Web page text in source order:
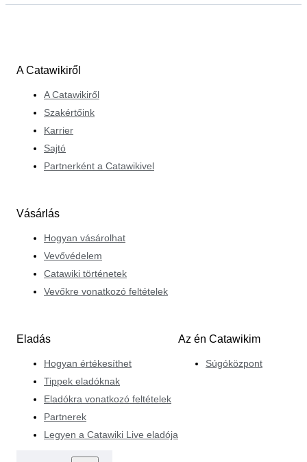
A Catawikiről
A Catawikiről
Szakértőink
Karrier
Sajtó
Partnerként a Catawikivel
Vásárlás
Hogyan vásárolhat
Vevővédelem
Catawiki történetek
Vevőkre vonatkozó feltételek
Eladás
Hogyan értékesíthet
Tippek eladóknak
Eladókra vonatkozó feltételek
Partnerek
Legyen a Catawiki Live eladója
Az én Catawikim
Súgóközpont